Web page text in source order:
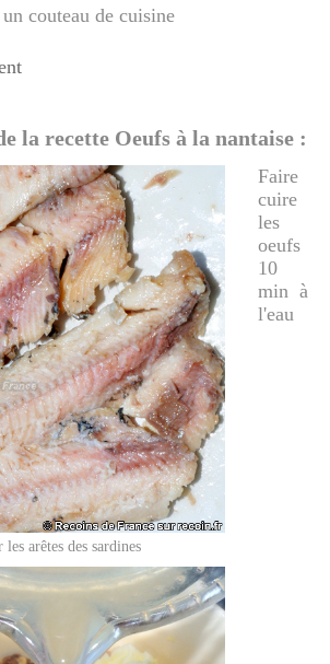
couteau de cuisine
la recette Oeufs à la nantaise :
les arêtes des sardines
Faire
cuire
les
oeufs
10
min à
l'eau